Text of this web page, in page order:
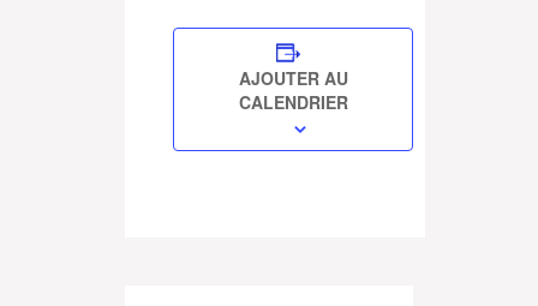
AJOUTER AU
CALENDRIER